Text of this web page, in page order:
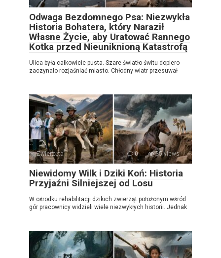
Odwaga Bezdomnego Psa: Niezwykła
Historia Bohatera, który Naraził
Własne Życie, aby Uratować Rannego
Kotka przed Nieuniknioną Katastrofą
Ulica była całkowicie pusta. Szare światło świtu dopiero
zaczynało rozjaśniać miasto. Chłodny wiatr przesuwał
Zwierzęta 0 35 views
Niewidomy Wilk i Dziki Koń: Historia
Przyjaźni Silniejszej od Losu
W ośrodku rehabilitacji dzikich zwierząt położonym wśród
gór pracownicy widzieli wiele niezwykłych historii. Jednak